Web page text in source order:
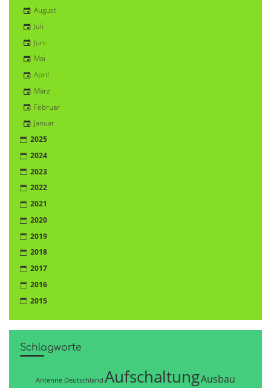
August
Juli
Juni
Mai
April
März
Februar
Januar
2025
2024
2023
2022
2021
2020
2019
2018
2017
2016
2015
Schlagworte
Antenne Deutschland AufschaltungAusbau